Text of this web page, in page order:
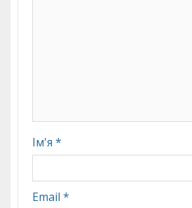
Ім'я *
Email *